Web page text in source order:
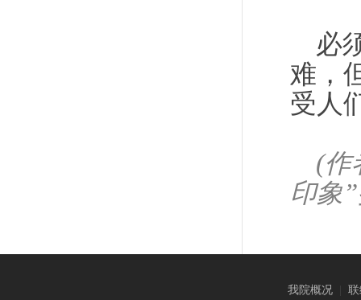
必
难，
受人
(作
印象
我院概况